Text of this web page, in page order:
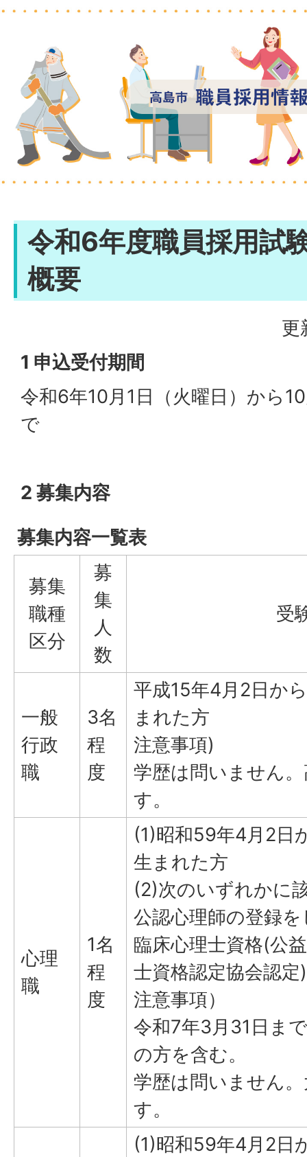
令和6年度職員採用試
概要
更
1 申込受付期間
令和6年10月1日（火曜日）から
で
2 募集内容
募集内容一覧表
募集
職種
区分
募
集
人
数
受
一般
行政
職
3名
程
度
平成15年4月2日か
まれた方
注意事項)
学歴は問いません
す。
心理
職
1名
程
度
(1)昭和59年4月2日
生まれた方
(2)次のいずれかに
公認心理師の登録
臨床心理士資格(公
士資格認定協会認
注意事項）
令和7年3月31日ま
の方を含む。
学歴は問いません
す。
(1)昭和59年4月2日